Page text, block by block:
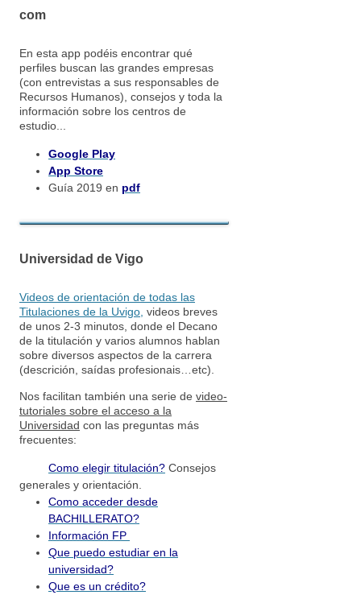
com
En esta app podéis encontrar qué
perfiles buscan las grandes empresas
(con entrevistas a sus responsables de
Recursos Humanos), consejos y toda la
información sobre los centros de
estudio...
Google Play
App Store
Guía 2019 en pdf
Universidad de Vigo
Videos de orientación de todas las
Titulaciones de la Uvigo videos breves
de unos 2-3 minutos, donde el Decano
de la titulación y varios alumnos hablan
sobre diversos aspectos de la carrera
(descrición, saídas profesionais…etc).
Nos facilitan también una serie de video-
tutoriales sobre el acceso a la
Universidad con las preguntas más
frecuentes:
Como elegir titulación? Consejos
generales y orientación.
Como acceder desde
BACHILLERATO?
Información FP
Que puedo estudiar en la
universidad?
Que es un crédito?